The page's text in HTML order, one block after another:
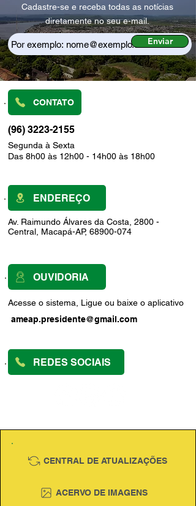
Cadastre-se e receba todas as notícias
diretamente no seu e-mail.
Enviar
(96) 3223-2155
Segunda à Sexta
Das 8h00 às 12h00 - 14h00 às 18h00
CONTATO
Av. Raimundo Álvares da Costa, 2800 -
Central, Macapá-AP, 68900-074
ENDEREÇO
Acesse o sistema, Ligue ou baixe o aplicativo
ameap.presidente@gmail.com
OUVIDORIA
REDES SOCIAIS
CENTRAL DE ATUALIZAÇÕES
ACERVO DE IMAGENS